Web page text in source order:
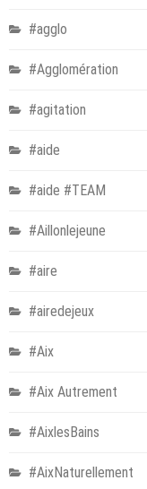
#agglo
#Agglomération
#agitation
#aide
#aide #TEAM
#Aillonlejeune
#aire
#airedejeux
#Aix
#Aix Autrement
#AixlesBains
#AixNaturellement